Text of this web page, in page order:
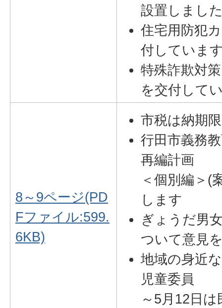
設置しまし
住宅用防犯
付していま
特殊詐欺対
を交付して
8～9ページ(PD
Fファイル:599.
6KB)
市税は納期
行田市義務
再編計画
＜個別編＞(
します
ぎょうだ男
ついて意見
地域の身近
児童委員
～5月12日